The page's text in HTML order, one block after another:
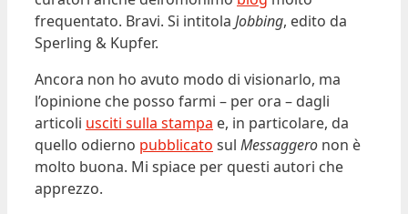
frequentato. Bravi. Si intitola Jobbing, edito da
Sperling & Kupfer.
Ancora non ho avuto modo di visionarlo, ma
l’opinione che posso farmi – per ora – dagli
articoli usciti sulla stampa e, in particolare, da
quello odierno pubblicato sul Messaggero non è
molto buona. Mi spiace per questi autori che
apprezzo.